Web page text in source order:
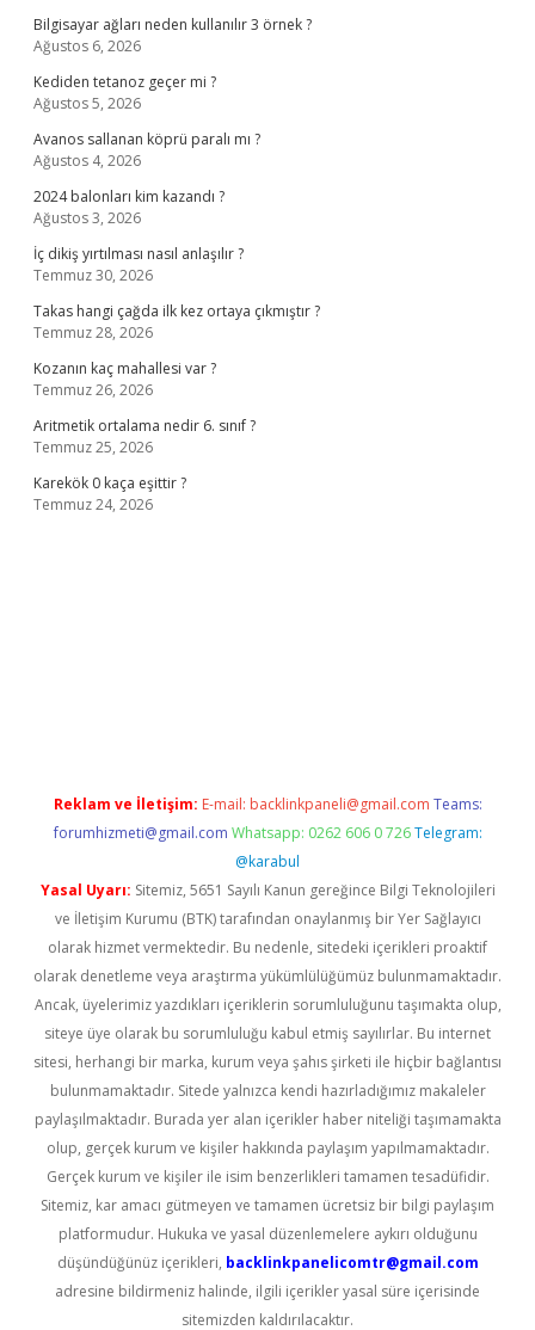
Bilgisayar ağları neden kullanılır 3 örnek ?
Ağustos 6, 2026
Kediden tetanoz geçer mi ?
Ağustos 5, 2026
Avanos sallanan köprü paralı mı ?
Ağustos 4, 2026
2024 balonları kim kazandı ?
Ağustos 3, 2026
İç dikiş yırtılması nasıl anlaşılır ?
Temmuz 30, 2026
Takas hangi çağda ilk kez ortaya çıkmıştır ?
Temmuz 28, 2026
Kozanın kaç mahallesi var ?
Temmuz 26, 2026
Aritmetik ortalama nedir 6. sınıf ?
Temmuz 25, 2026
Karekök 0 kaça eşittir ?
Temmuz 24, 2026
Reklam ve İletişim: E-mail: backlinkpaneli@gmail.com Teams:
forumhizmeti@gmail.com Whatsapp: 0262 606 0 726 Telegram:
@karabul
Yasal Uyarı: Sitemiz, 5651 Sayılı Kanun gereğince Bilgi Teknolojileri
ve İletişim Kurumu (BTK) tarafından onaylanmış bir Yer Sağlayıcı
olarak hizmet vermektedir. Bu nedenle, sitedeki içerikleri proaktif
olarak denetleme veya araştırma yükümlülüğümüz bulunmamaktadır.
Ancak, üyelerimiz yazdıkları içeriklerin sorumluluğunu taşımakta olup,
siteye üye olarak bu sorumluluğu kabul etmiş sayılırlar. Bu internet
sitesi, herhangi bir marka, kurum veya şahıs şirketi ile hiçbir bağlantısı
bulunmamaktadır. Sitede yalnızca kendi hazırladığımız makaleler
paylaşılmaktadır. Burada yer alan içerikler haber niteliği taşımamakta
olup, gerçek kurum ve kişiler hakkında paylaşım yapılmamaktadır.
Gerçek kurum ve kişiler ile isim benzerlikleri tamamen tesadüfidir.
Sitemiz, kar amacı gütmeyen ve tamamen ücretsiz bir bilgi paylaşım
platformudur. Hukuka ve yasal düzenlemelere aykırı olduğunu
düşündüğünüz içerikleri, backlinkpanelicomtr@gmail.com
adresine bildirmeniz halinde, ilgili içerikler yasal süre içerisinde
sitemizden kaldırılacaktır.